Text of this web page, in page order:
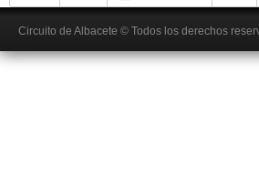
Circuito de Albacete © Todos los derechos